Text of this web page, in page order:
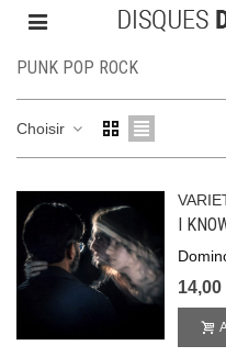
PUNK POP ROCK
Choisir
I
14,00